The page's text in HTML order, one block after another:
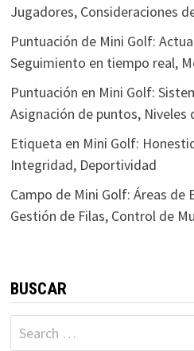
Jugadores, Consideraciones
Puntuación de Mini Golf:
Seguimiento en tiempo real,
Puntuación en Mini Golf:
Asignación de puntos, Niveles
Etiqueta en Mini Golf:
Integridad, Deportividad
Campo de Mini Golf: Áreas de
Gestión de Filas, Control de
BUSCAR
Search
for: